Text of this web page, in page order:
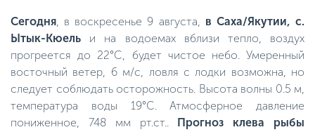
Сегодня, в воскресенье 9 августа, в Саха/Якутии, с.
Ытык-Кюель и на водоемах вблизи тепло, воздух
прогреется до 22°C, будет чистое небо. Умеренный
восточный ветер, 6 м/с, ловля с лодки возможна, но
следует соблюдать осторожность. Высота волны 0.5 м,
температура воды 19°C. Атмосферное давление
пониженное, 748 мм рт.ст.. Прогноз клева рыбы